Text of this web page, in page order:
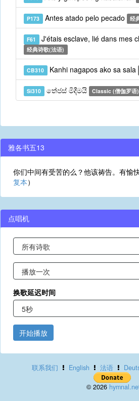
P173 Antes atado pelo pecado 经
F61 J'étais esclave, lié dans mes
经典诗歌(法语)
CB310 Kanhi nagapos ako sa sala
Si310 තේජස් මිදීමයි Classic (僧伽罗语)
雅各书五13
你们中间有受苦的么？他该祷告。有愉
复本）
点唱机
换歌延迟时间
开始播放
联系我们 English 法语
© 2026